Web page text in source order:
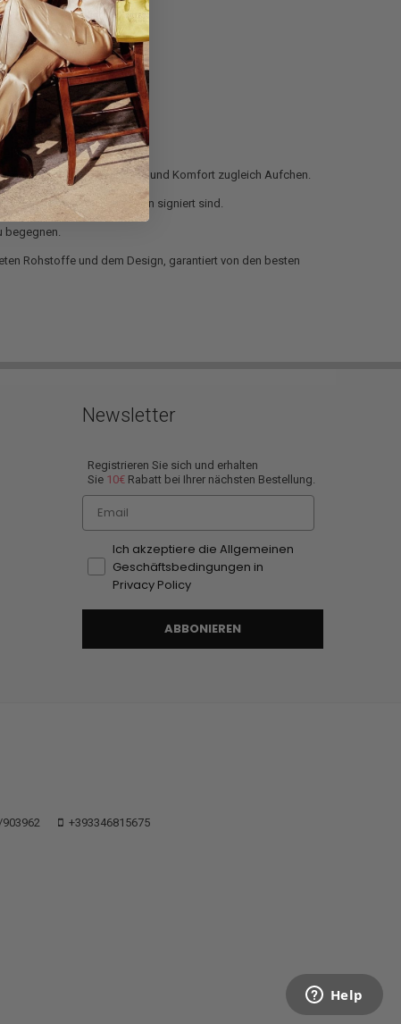
für diejenigen, die Eleganz und Komfort zugleich Aufchen.
den besten Modemarken signiert sind.
Rohstoffe und dem Design, garantiert von den besten
Newsletter
Registrieren Sie sich und erhalten
Sie 10€ Rabatt bei Ihrer nächsten Bestellung.
Email
Ich akzeptiere die Allgemeinen
Geschäftsbedingungen in
Privacy Policy
ABBONIEREN
+393346815675